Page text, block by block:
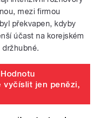
mezi firmou
překvapen, kdyby
účast na korejském
vyčíslit jen penězi,